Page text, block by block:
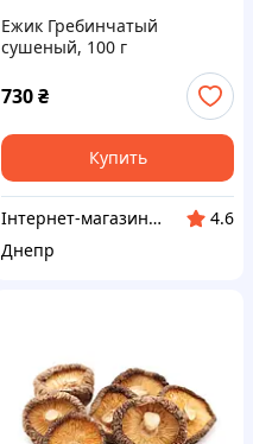
Ежик Гребинчатый
сушеный, 100 г
730₴
Купить
Інтернет-магазин "Klever"
4.6
Днепр